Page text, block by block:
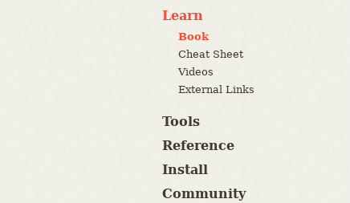
Learn
Book
Cheat Sheet
Videos
External Links
Tools
Reference
Install
Community